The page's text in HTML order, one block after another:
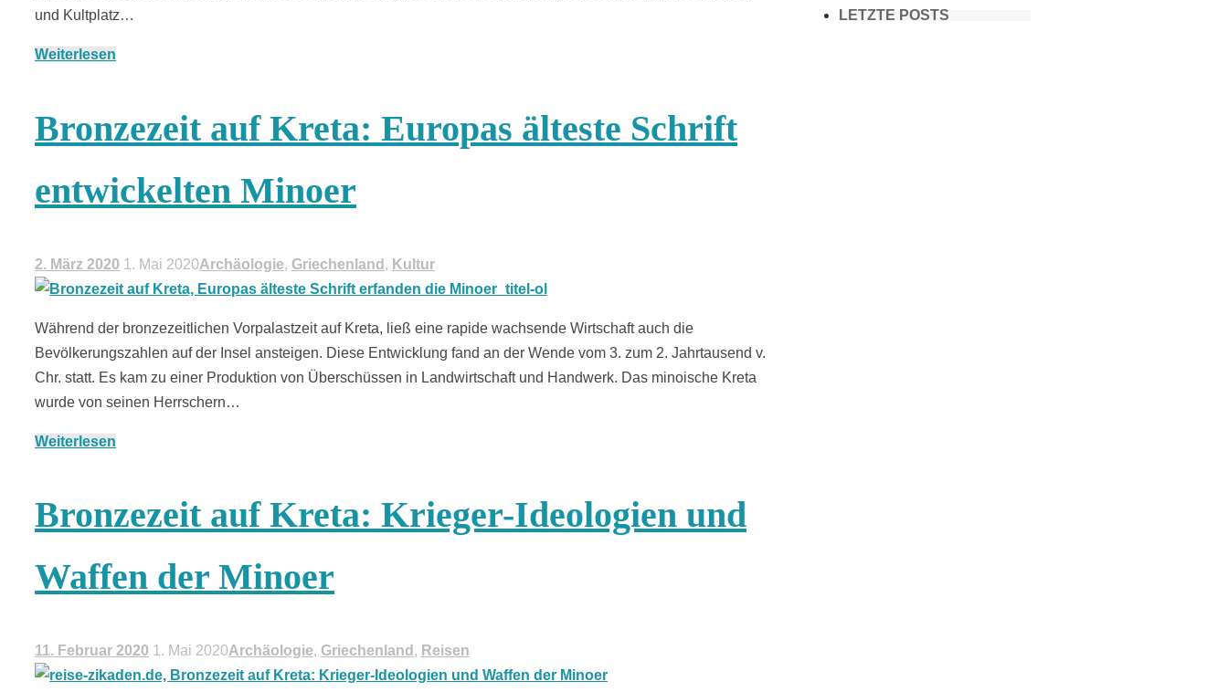
und Kultplatz…
Weiterlesen
Bronzezeit auf Kreta: Europas älteste Schrift
entwickelten Minoer
2. März 2020 1. Mai 2020Archäologie, Griechenland , Kultur
Während der bronzezeitlichen Vorpalastzeit auf Kreta, ließ eine rapide wachsende Wirtschaft auch die
Bevölkerungszahlen auf der Insel ansteigen. Diese Entwicklung fand an der Wende vom 3. zum 2. Jahrtausend v.
Chr. statt. Es kam zu einer Produktion von Überschüssen in Landwirtschaft und Handwerk. Das minoische Kreta
wurde von seinen Herrschern…
Weiterlesen
Bronzezeit auf Kreta: Krieger-Ideologien und
Waffen der Minoer
11. Februar 2020 1. Mai 2020Archäologie, Griechenland , Reisen
LETZTE POSTS